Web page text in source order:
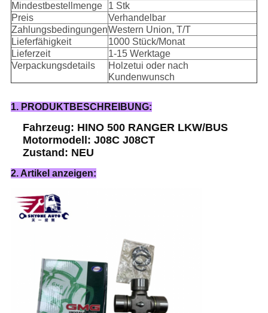
Mindestbestellmenge
1 Stk
Preis
Verhandelbar
ZahlungsbedingungenWestern Union, T/T
Lieferfähigkeit
1000 Stück/Monat
Lieferzeit
1-15 Werktage
Verpackungsdetails
Holzetui oder nach
Kundenwunsch
1. PRODUKTBESCHREIBUNG:
Fahrzeug: HINO 500 RANGER LKW/BUS
Motormodell: J08C J08CT
Zustand: NEU
2. Artikel anzeigen: